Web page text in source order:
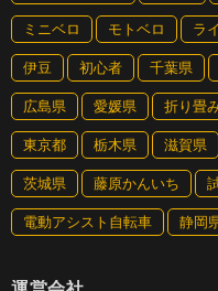
ミニベロ モトベロ ラ
伊豆 初心者 千葉県
広島県 愛媛県 折り畳
東京都 栃木県 滋賀県
茨城県 藤原かんいち
電動アシスト自転車 静岡